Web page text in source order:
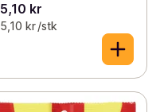
5,10 kr
5,10 kr /stk